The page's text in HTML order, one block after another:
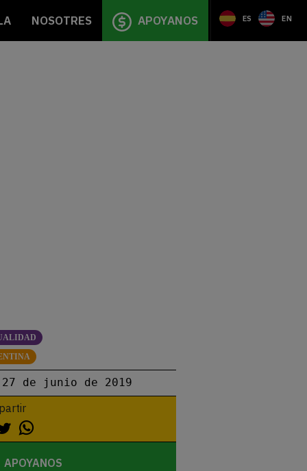
NOSOTRES APOYANOS ES EN
27 de junio de 2019
APOYANOS